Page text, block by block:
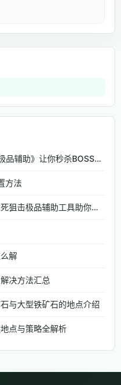
提升游戏实力！《造梦西游3极品辅助》让你秒杀BOSS、逆天属性一键修改
方法
超越常规，体验极致游戏！生死狙击极品辅助工具助你无往不利
解
决方法汇总
与大型铁矿石的地点介绍
点与策略全解析